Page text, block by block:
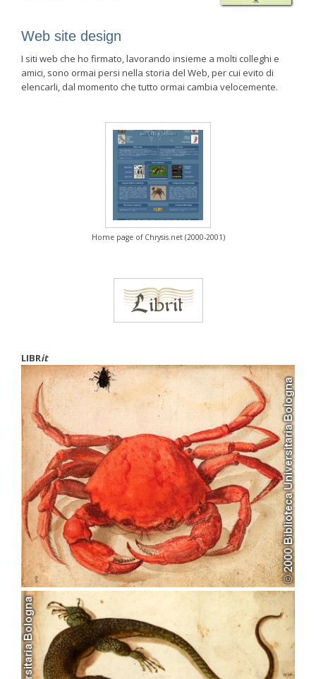
Web site design
I siti web che ho firmato, lavorando insieme a molti colleghi e
amici, sono ormai persi nella storia del Web, per cui evito di
elencarli, dal momento che tutto ormai cambia velocemente.
Home page of Chrysis.net (2000-2001)
LIBRit